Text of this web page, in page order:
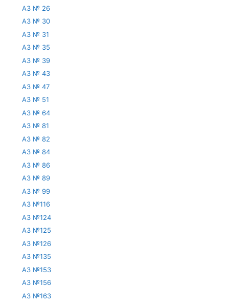
АЗ № 26
АЗ № 30
АЗ № 31
АЗ № 35
АЗ № 39
АЗ № 43
АЗ № 47
АЗ № 51
АЗ № 64
АЗ № 81
АЗ № 82
АЗ № 84
АЗ № 86
АЗ № 89
АЗ № 99
АЗ №116
АЗ №124
АЗ №125
АЗ №126
АЗ №135
АЗ №153
АЗ №156
АЗ №163